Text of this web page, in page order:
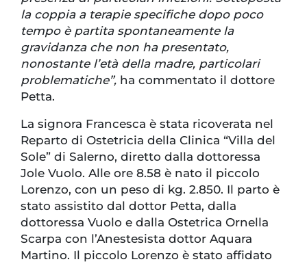
la coppia a terapie specifiche dopo poco
tempo è partita spontaneamente la
gravidanza che non ha presentato,
nonostante l’età della madre, particolari
problematiche”, ha commentato il dottore
Petta.
La signora Francesca è stata ricoverata nel
Reparto di Ostetricia della Clinica “Villa del
Sole” di Salerno, diretto dalla dottoressa
Jole Vuolo. Alle ore 8.58 è nato il piccolo
Lorenzo, con un peso di kg. 2.850. Il parto è
stato assistito dal dottor Petta, dalla
dottoressa Vuolo e dalla Ostetrica Ornella
Scarpa con l’Anestesista dottor Aquara
Martino. Il piccolo Lorenzo è stato affidato